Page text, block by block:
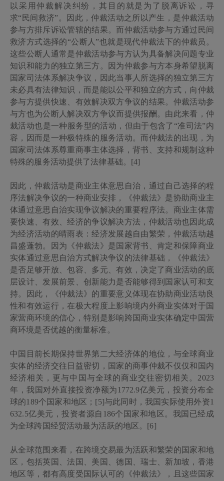
以采用仲裁解决纠纷，其目的就是为了脱离诉讼，寻
求“民间救济”。因此，仲裁活动之所以产生，是仲裁活动
参与方排斥诉讼管辖的结果。而仲裁活动参与方通过民间
救济方式选择的“公断人”也就是现代仲裁法下的仲裁员。
这些公断人通常是仲裁活动参与方认为具备解决问题专业
知识和能力的独立第三方。因为仲裁参与方本身希望脱离
国家司法体系解决争议，因此当事人所选择的独立第三方
未必具有法律知识，而是能以公平和独立的方式，向仲裁
参与方提供快速、有效解决双方争议的结果。仲裁活动参
与方也为公断人解决双方争议而提供报酬。由此来看，仲
裁活动也是一种服务型的活动，但由于包含了“准司法”内
容，因而是一种极特殊的服务活动。而仲裁法的出现，为
国家司法体系尊重商事主体选择，背书、支持和规制这种
特殊的服务活动提供了法律基础。[4]
因此，仲裁活动是商业主体意思自治，通过自己选择的程
序法解决争议的一种商业安排，《仲裁法》是协助商业主
体通过意思自治实现争议解决的重要程序法。商业主体需
要快速、有效、经济的争议解决方法，仲裁活动也因此成
为经济活动的晴雨表：经济发展越自由繁荣，仲裁活动越
昌盛蓬勃。因为《仲裁法》是国家背书、肯定和保障商业
实体通过意思自治方式解决争议的法律基础，《仲裁法》
是否足够开放、包容、多元、有效，决定了商业活动的底
层设计、发展前景、创新能力是否能够得到国家认可和支
持。因此，《仲裁法》的重要意义体现在协助商业活动良
性和有效运行，在极大程度上影响境内外商业实体对于国
家营商环境的信心，特别是影响跨国商业实体确定中国营
商环境是否优越的衡量标准。
中国目前长期保持世界第二大经济体的地位，与全球商业
实体的经济交往日益密切，国家的商事仲裁不仅仅和国内
经济相关，更与中国与全球的商业交往密切相关。 2023
年，我国对外直接投资净额为 1772.9亿美元，投资分布全
球的189个国家和地区；[5]与此同时，我国实际使用外资1
632.5亿美元，投资者源自 186个国家和地区。我国已经成
为全球跨国经贸活动最为活跃的地区。[6]
从全球范围来看，在跨境交易最为活跃和繁荣的国家和地
区，包括英国、法国、美国、德国、瑞士、新加坡，香港
地区等，都有高度受国际认可的《仲裁法》，且这些国家